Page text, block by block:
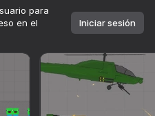
orientación paisaje
para
en el
Iniciar sesión